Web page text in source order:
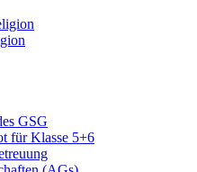
GSG
für Klasse 5+6